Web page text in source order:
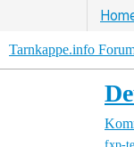
Tarnkappe.info